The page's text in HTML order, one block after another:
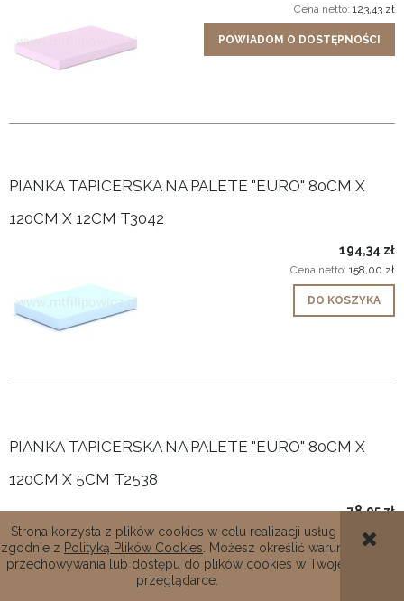
Strona korzysta z plików cookies w celu realizacji usług i
zgodnie z Polityką Plików Cookies . Możesz określić warunki
przechowywania lub dostępu do plików cookies w Twojej
przeglądarce.
Cena netto: 123,43 zł
POWIADOM O DOSTĘPNOŚCI
PIANKA TAPICERSKA NA PALETE "EURO" 80CM X
120CM X 12CM T3042
194,34 zł
Cena netto: 158,00 zł
DO KOSZYKA
PIANKA TAPICERSKA NA PALETE "EURO" 80CM X
120CM X 5CM T2538
78,95 zł
Cena netto: 64,19 zł
POWIADOM O DOSTĘPNOŚCI